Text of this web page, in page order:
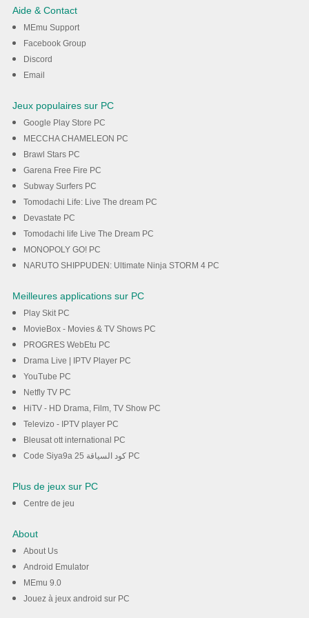
Update sur votre ordinateur
Aide & Contact
MEmu Support
Facebook Group
Discord
Email
Jeux populaires sur PC
Google Play Store PC
MECCHA CHAMELEON PC
Brawl Stars PC
Garena Free Fire PC
Subway Surfers PC
Tomodachi Life: Live The dream PC
Devastate PC
Tomodachi life Live The Dream PC
MONOPOLY GO! PC
NARUTO SHIPPUDEN: Ultimate Ninja STORM 4 PC
Meilleures applications sur PC
Play Skit PC
MovieBox - Movies & TV Shows PC
PROGRES WebEtu PC
Drama Live | IPTV Player PC
YouTube PC
Netfly TV PC
HiTV - HD Drama, Film, TV Show PC
Televizo - IPTV player PC
Bleusat ott international PC
Code Siya9a 25 كود السياقة PC
Plus de jeux sur PC
Centre de jeu
About
About Us
Android Emulator
MEmu 9.0
Jouez à jeux android sur PC